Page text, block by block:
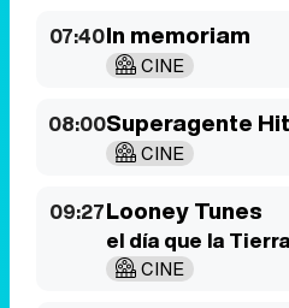
07:40In memoriam
CINE
08:00Superagente
CINE
09:27Looney Tunes
el día que la
CINE